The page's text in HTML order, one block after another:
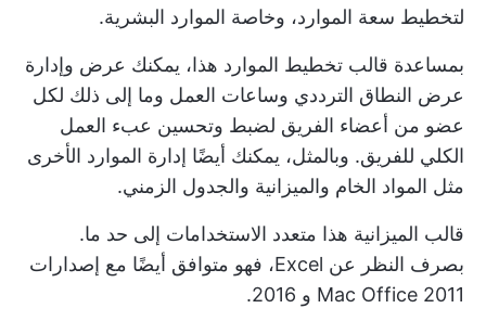
لتخطيط سعة الموارد، وخاصة الموارد البشرية.
بمساعدة قالب تخطيط الموارد هذا، يمكنك عرض وإدارة
عرض النطاق الترددي وساعات العمل وما إلى ذلك لكل
عضو من أعضاء الفريق لضبط وتحسين عبء العمل
الكلي للفريق. وبالمثل، يمكنك أيضًا إدارة الموارد الأخرى
مثل المواد الخام والميزانية والجدول الزمني.
قالب الميزانية هذا متعدد الاستخدامات إلى حد ما.
بصرف النظر عن Excel، فهو متوافق أيضًا مع إصدارات
Mac Office 2011 و 2016.